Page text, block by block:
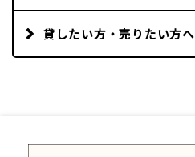
貸したい方・売りたい方へ